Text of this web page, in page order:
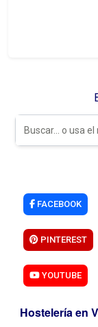
del
las
Con este
decidido
producto
arroz.